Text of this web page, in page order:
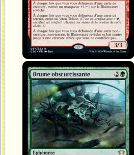
Brume obscurcissante